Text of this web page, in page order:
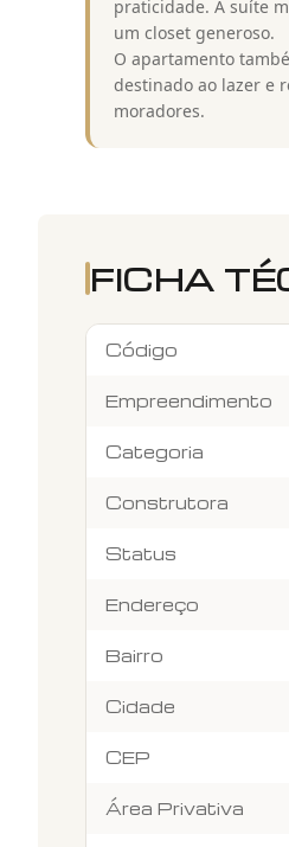
praticidade. A suíte
um closet generoso.
O apartamento
destinado ao lazer e
moradores.
FICHA
Código
Empreendimento
Categoria
Construtora
Status
Endereço
Bairro
Cidade
CEP
Área Privativa